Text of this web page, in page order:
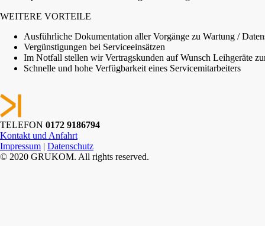
WEITERE VORTEILE
Ausführliche Dokumentation aller Vorgänge zu Wartung /
Vergünstigungen bei Serviceeinsätzen
Im Notfall stellen wir Vertragskunden auf Wunsch Leihgeräte
Schnelle und hohe Verfügbarkeit eines Servicemitarbeiters
TELEFON 0172 9186794
Kontakt und Anfahrt
Impressum | Datenschutz
© 2020 GRUKOM. All rights reserved.